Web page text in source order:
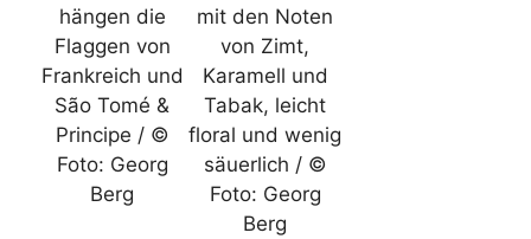
hängen die
Flaggen von
Frankreich und
São Tomé &
Principe / ©
Foto: Georg
Berg
mit den Noten
von Zimt,
Karamell und
Tabak, leicht
floral und wenig
säuerlich / ©
Foto: Georg
Berg